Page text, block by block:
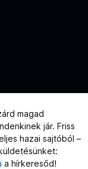
magad
jár. Friss
hazai sajtóból –
a hírkeresőd!